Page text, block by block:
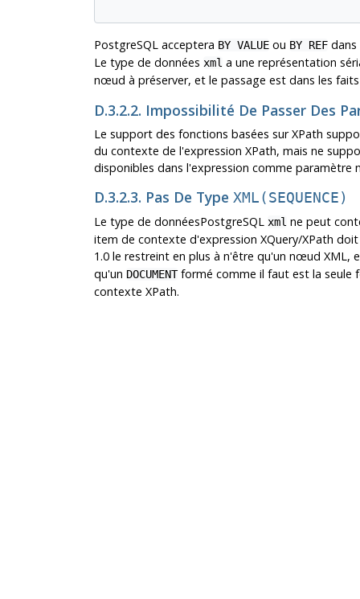
PostgreSQLacceptera BY VALUEou BY REFdans
Le type de données xml a une représentation
nœud à préserver, et le passage est dans les
D.3.2.2. Impossibilité De Passer Des
Le support des fonctions basées sur XPath
du contexte de l'expression XPath, mais ne
disponibles dans l'expression comme paramètre
D.3.2.3. Pas De Type XML(SEQUENCE)
Le type de donnéesPostgreSQL xml ne peut
item de contexte d'expression XQuery/XPath
1.0 le restreint en plus à n'être qu'un nœud
qu'un DOCUMENTformé comme il faut est la seule
contexte XPath.